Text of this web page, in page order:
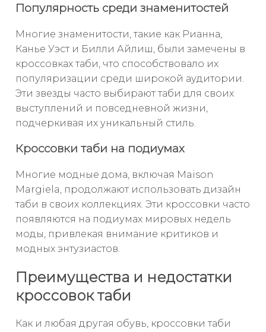
Популярность среди знаменитостей
Многие знаменитости, такие как Рианна,
Канье Уэст и Билли Айлиш, были замечены в
кроссовках таби, что способствовало их
популяризации среди широкой аудитории.
Эти звезды часто выбирают таби для своих
выступлений и повседневной жизни,
подчеркивая их уникальный стиль.
Кроссовки таби на подиумах
Многие модные дома, включая Maison
Margiela, продолжают использовать дизайн
таби в своих коллекциях. Эти кроссовки часто
появляются на подиумах мировых недель
моды, привлекая внимание критиков и
модных энтузиастов.
Преимущества и недостатки
кроссовок таби
Как и любая другая обувь, кроссовки таби